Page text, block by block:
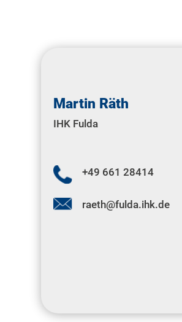
Martin Räth
IHK Fulda
+49 661 28414
raeth@fulda.ihk.de